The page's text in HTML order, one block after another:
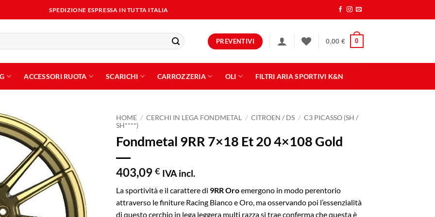
SPEDIZIONE ESPRESSA IN TUTTA ITALIA
PREVENTIVI 0,00 € 0
ACCESSORI RUOTA SCARICHI CARROZZERIA OLI FILTRI ARIA SPORTIVI K&N
desideri
HOME / CERCHI IN LEGA FONDMETAL / CITROEN / DS / C3 PICASSO (SH /
SH****)
Fondmetal 9RR 7×18 Et 20 4×108 Gold
403,09 € IVA incl.
La sportività e il carattere di 9RR Oroemergono in modo perentorio
attraverso le finiture Racing Bianco e Oro, ma osservando poi l’essenzialità
di questo cerchio in lega leggera multi razza si trae conferma che questa è